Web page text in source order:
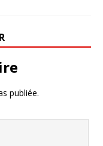
publiée.